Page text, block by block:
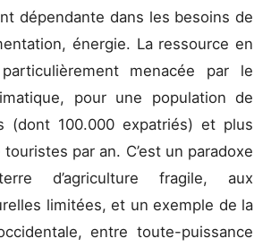
dépendante dans les besoins de
énergie. La ressource en
menacée par le
pour une population de
(dont 100.000 expatriés) et plus
par an. C’est un paradoxe
d’agriculture fragile, aux
limitées, et un exemple de la
entre toute-puissance